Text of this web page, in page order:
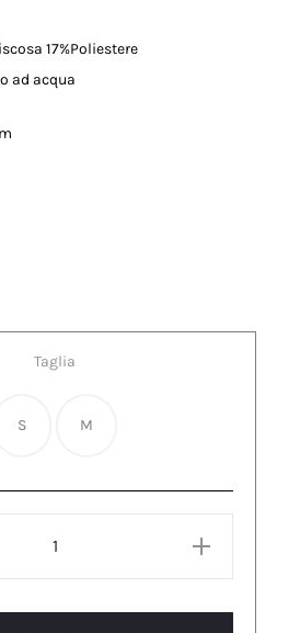
17%Poliestere
ad acqua
Taglia
S M